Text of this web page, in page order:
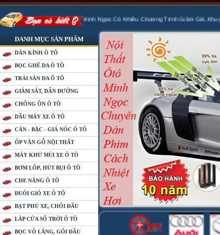
Tài Phát Lộc. Minh Ngọc Có Nhiều Chương Trình Giảm Giá ,Khuyến Mại
DANH MỤC SẢN PHẨM
DÁN KÍNH Ô TÔ
BỌC GHẾ DA Ô TÔ
TRẢI SÀN DA Ô TÔ
GIÁM SÁT, DẪN ĐƯỜNG
CHỐNG ỒN Ô TÔ
DẦU MÁY XE Ô TÔ
CẢN - BẬC - GIÁ NÓC Ô TÔ
ỐP VÂN GỖ NỘI THẤT
MÁY KHỬ MÙI XE Ô TÔ
BƠM LỐP, HÚT BỤI Ô TÔ
CHE NẮNG Ô TÔ
ĐUÔI GIÓ XE Ô TÔ
BẠT PHỦ XE, CHỔI ĐẦU
LẮP CỬA SỔ TRỜI Ô TÔ
BỌC VÔ LĂNG, GỐI ĐẦU